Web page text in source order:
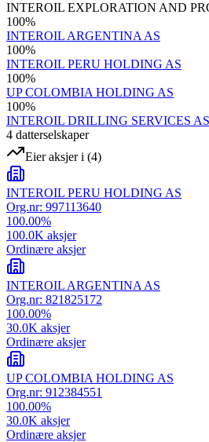
INTEROIL EXPLORATION AND
100%
INTEROIL ARGENTINA AS
100%
INTEROIL PERU HOLDING AS
100%
UP COLOMBIA HOLDING AS
100%
INTEROIL DRILLING SERVICES AS
4 datterselskaper
Eier aksjer i (4)
INTEROIL PERU HOLDING AS
Org.nr: 997113640
100.00%
100.0K aksjer
Ordinære aksjer
INTEROIL ARGENTINA AS
Org.nr: 821825172
100.00%
30.0K aksjer
Ordinære aksjer
UP COLOMBIA HOLDING AS
Org.nr: 912384551
100.00%
30.0K aksjer
Ordinære aksjer